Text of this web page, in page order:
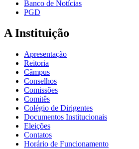
Banco de Notícias
PGD
A Instituição
Apresentação
Reitoria
Câmpus
Conselhos
Comissões
Comitês
Colégio de Dirigentes
Documentos Institucionais
Eleições
Contatos
Horário de Funcionamento